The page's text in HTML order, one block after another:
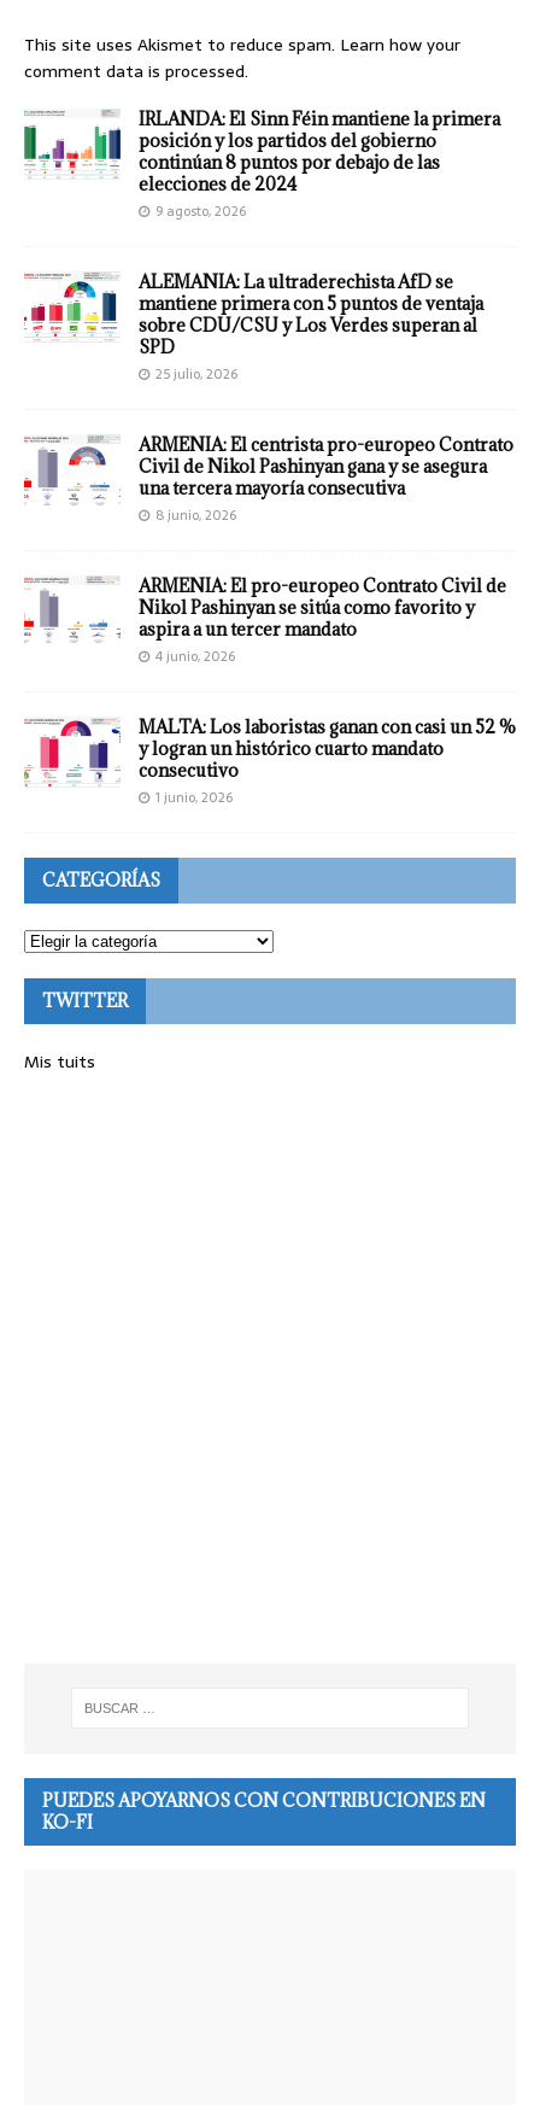
This site uses Akismet to reduce spam. Learn how your
comment data is processed.
IRLANDA: El Sinn Féin mantiene la primera
posición y los partidos del gobierno
continúan 8 puntos por debajo de las
elecciones de 2024
9 agosto, 2026
ALEMANIA: La ultraderechista AfD se
mantiene primera con 5 puntos de ventaja
sobre CDU/CSU y Los Verdes superan al
SPD
25 julio, 2026
ARMENIA: El centrista pro-europeo Contrato
Civil de Nikol Pashinyan gana y se asegura
una tercera mayoría consecutiva
8 junio, 2026
ARMENIA: El pro-europeo Contrato Civil de
Nikol Pashinyan se sitúa como favorito y
aspira a un tercer mandato
4 junio, 2026
MALTA: Los laboristas ganan con casi un 52 %
y logran un histórico cuarto mandato
consecutivo
1 junio, 2026
CATEGORÍAS
TWITTER
Mis tuits
PUEDES APOYARNOS CON CONTRIBUCIONES EN
KO-FI